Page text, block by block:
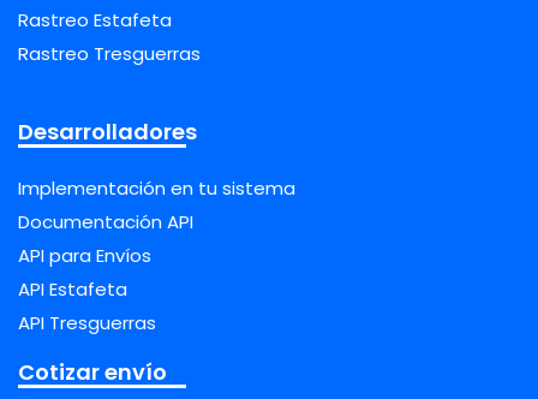
Rastreo Estafeta
Rastreo Tresguerras
Desarrolladores
Implementación en tu sistema
Documentación API
API para Envíos
API Estafeta
API Tresguerras
Cotizar envío